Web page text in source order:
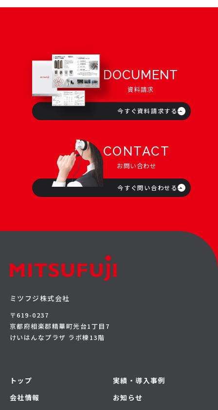
DOCUMENT
資料請求
今すぐ資料請求する
CONTACT
お問い合わせ
今すぐ問い合わせる
ミツフジ株式会社
〒619-0237
京都府相楽郡精華町光台1丁目7
けいはんなプラザ ラボ棟13階
トップ
会社情報
実績・導入事例
お知らせ